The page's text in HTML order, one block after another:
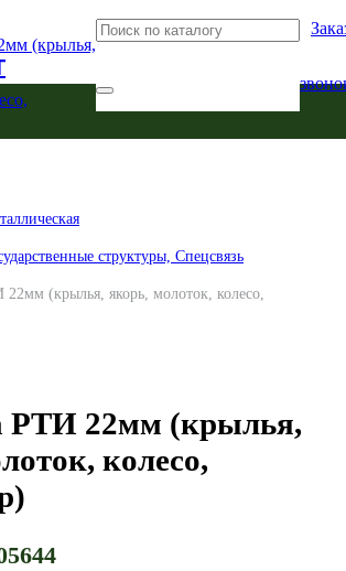
структуры, Спецсвязь
(крылья, якорь, молоток, колесо,
РТИ 22мм (крылья,
колесо,